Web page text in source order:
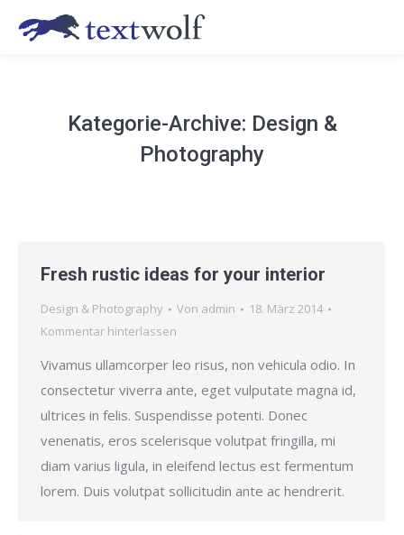
Kategorie-Archive: Design &
Photography
Fresh rustic ideas for your interior
Design & Photography Von admin
18. März 2014
Kommentar hinterlassen
Vivamus ullamcorper leo risus, non vehicula odio. In
consectetur viverra ante, eget vulputate magna id,
ultrices in felis. Suspendisse potenti. Donec
venenatis, eros scelerisque volutpat fringilla, mi
diam varius ligula, in eleifend lectus est fermentum
lorem. Duis volutpat sollicitudin ante ac hendrerit.